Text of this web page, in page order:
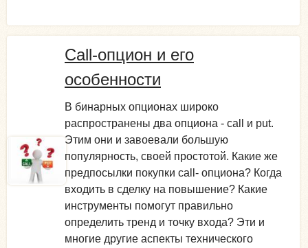
Call-опцион и его
особенности
В бинарных опционах широко
распространены два опциона - call и put.
Этим они и завоевали большую
популярность, своей простотой. Какие же
предпосылки покупки call- опциона? Когда
входить в сделку на повышение? Какие
инструменты помогут правильно
определить тренд и точку входа? Эти и
многие другие аспекты технического